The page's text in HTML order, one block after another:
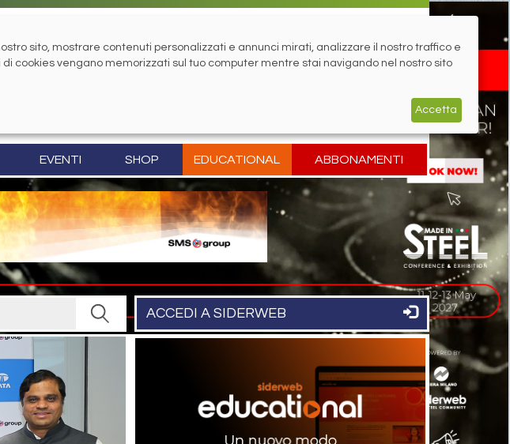
EVENTI SHOP EDUCATIONAL ABBONAMENTI
ACCEDI A SIDERWEB
sito, mostrare contenuti personalizzati e annunci mirati, analizzare il nostro traffico e
cookies vengano memorizzati sul tuo computer mentre stai navigando nel nostro sito
Accetta